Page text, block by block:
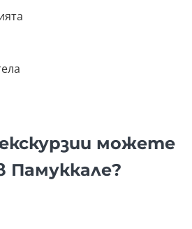
можете
Памуккале?